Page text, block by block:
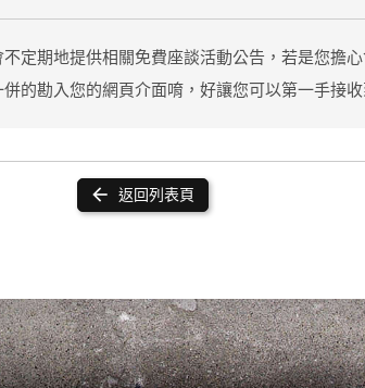
定期地提供相關免費座談活動公告，若是您擔心
的勘入您的網頁介面唷，好讓您可以第一手接收
arrow_back 返回列表頁